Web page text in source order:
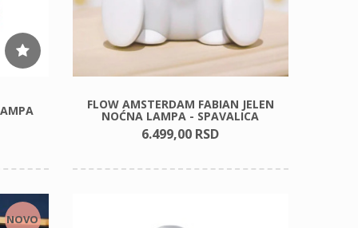
FLOW AMSTERDAM FABIAN JELEN
NOĆNA LAMPA - SPAVALICA
6.499,00 RSD
NOVO